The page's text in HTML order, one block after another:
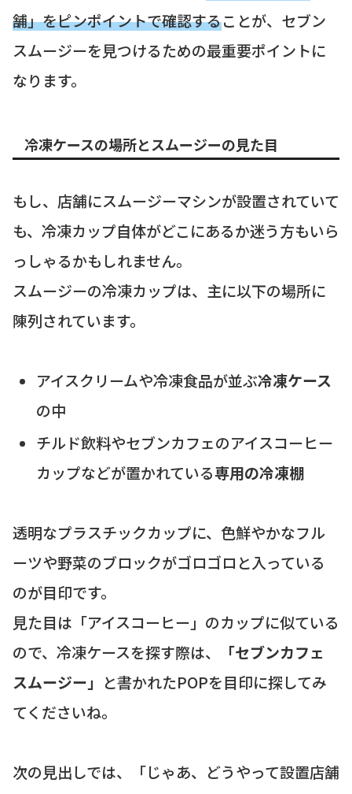
舗」をピンポイントで確認することが、セブン
スムージーを見つけるための最重要ポイントに
なります。
冷凍ケースの場所とスムージーの見た目
もし、店舗にスムージーマシンが設置されていて
も、冷凍カップ自体がどこにあるか迷う方もいら
っしゃるかもしれません。
スムージーの冷凍カップは、主に以下の場所に
陳列されています。
アイスクリームや冷凍食品が並ぶ冷凍ケース
の中
チルド飲料やセブンカフェのアイスコーヒー
カップなどが置かれている専用の冷凍棚
透明なプラスチックカップに、色鮮やかなフル
ーツや野菜のブロックがゴロゴロと入っている
のが目印です。
見た目は「アイスコーヒー」のカップに似ている
ので、冷凍ケースを探す際は、
「セブンカフェ
スムージー」 と書かれたPOPを目印に探してみ
てくださいね。
次の見出しでは、「じゃあ、どうやって設置店舗